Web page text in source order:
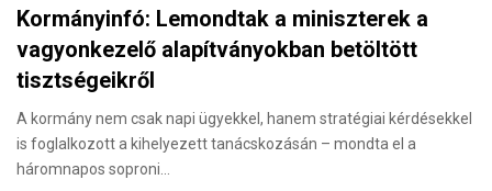
Kormányinfó: Lemondtak a miniszterek a
vagyonkezelő alapítványokban betöltött
tisztségeikről
A kormány nem csak napi ügyekkel, hanem stratégiai kérdésekkel
is foglalkozott a kihelyezett tanácskozásán – mondta el a
háromnapos soproni…